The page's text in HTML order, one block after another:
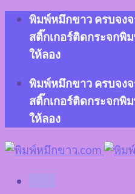
Skip
content
พิมพ์หมึกขาว ครบจง
สติ๊กเกอร์ติดกระจกพิ
ให้ลอง
พิมพ์หมึกขาว ครบจง
สติ๊กเกอร์ติดกระจกพิ
ให้ลอง